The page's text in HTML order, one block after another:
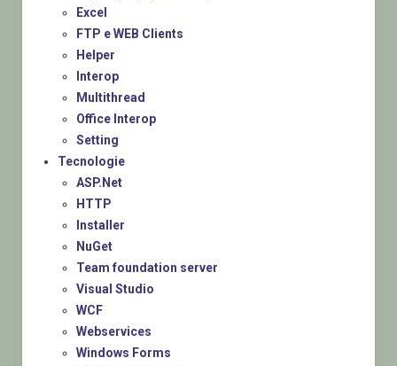
Excel
FTP e WEB Clients
Helper
Interop
Multithread
Office Interop
Setting
Tecnologie
ASP.Net
HTTP
Installer
NuGet
Team foundation server
Visual Studio
WCF
Webservices
Windows Forms